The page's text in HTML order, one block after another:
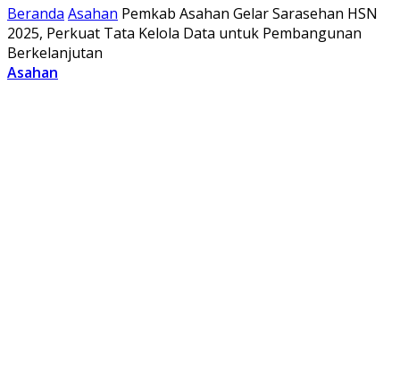
Beranda Asahan Pemkab Asahan Gelar Sarasehan HSN
2025, Perkuat Tata Kelola Data untuk Pembangunan
Berkelanjutan
Asahan